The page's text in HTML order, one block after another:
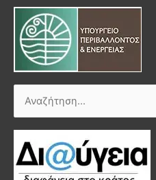
Αναζήτηση